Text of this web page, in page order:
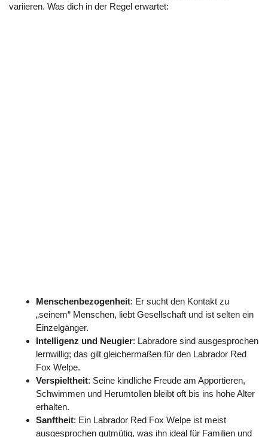
variieren. Was dich in der Regel erwartet:
Menschenbezogenheit: Er sucht den Kontakt zu
„seinem“ Menschen, liebt Gesellschaft und ist selten ein
Einzelgänger.
Intelligenz und Neugier: Labradore sind ausgesprochen
lernwillig; das gilt gleichermaßen für den Labrador Red
Fox Welpe.
Verspieltheit: Seine kindliche Freude am Apportieren,
Schwimmen und Herumtollen bleibt oft bis ins hohe Alter
erhalten.
Sanftheit: Ein Labrador Red Fox Welpe ist meist
ausgesprochen gutmütig, was ihn ideal für Familien und